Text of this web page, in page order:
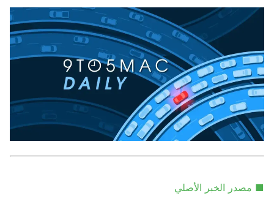
■ مصدر الخبر الأصلي